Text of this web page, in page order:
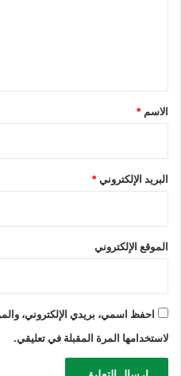
*
الاسم *
البريد الإلكتروني*
الموقع الإلكتروني
احفظ اسمي، بريدي الإلكتروني،
لاستخدامها المرة المقبلة في تعليقي.